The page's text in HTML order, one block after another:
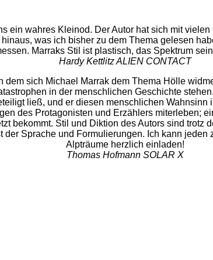
ein wahres Kleinod. Der Autor hat sich mit
was ich bisher zu dem Thema gelesen
Marraks Stil ist plastisch, das Spektrum
Hardy Kettlitz ALIEN CONTACT
sich Michael Marrak dem Thema Hölle
in der menschlichen Geschichte
ließ, und er diesen menschlichen
des Protagonisten und Erzählers miterleben;
bekommt. Stil und Diktion des Autors sind
Sprache und Formulierungen. Ich kann
Alpträume herzlich einladen!
Thomas Hofmann SOLAR X